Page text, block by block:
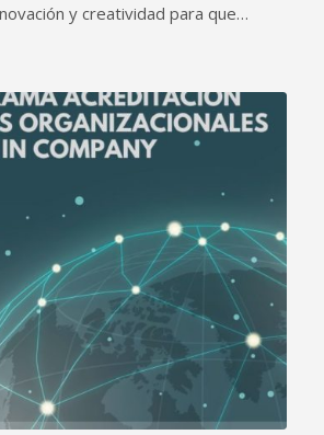
y creatividad para que…